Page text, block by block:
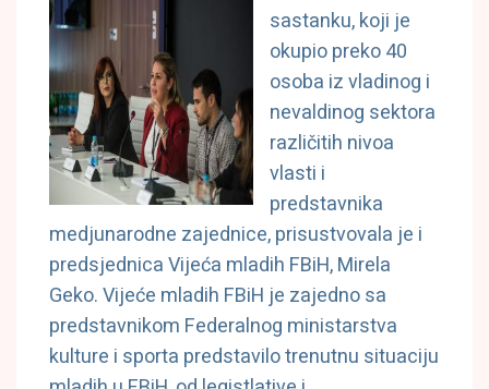
sastanku, koji je
okupio preko 40
osoba iz vladinog i
nevaldinog sektora
različitih nivoa
vlasti i
predstavnika
medjunarodne zajednice, prisustvovala je i
predsjednica Vijeća mladih FBiH, Mirela
Geko. Vijeće mladih FBiH je zajedno sa
predstavnikom Federalnog ministarstva
kulture i sporta predstavilo trenutnu situaciju